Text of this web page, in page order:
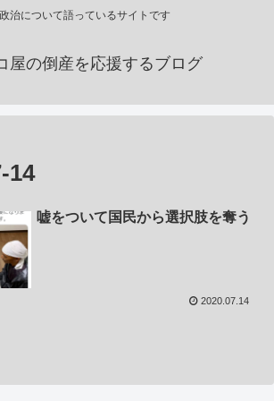
治について語っているサイトです
屋の倒産を応援するブログ
14
嘘をついて国民から選択肢を奪う
2020.07.14